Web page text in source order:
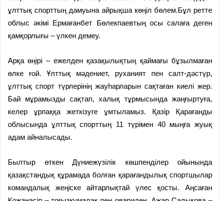
ұлттық спорттың дамуына айрықша көңіл бөлем.Бұл ретте
облыс әкімі Ермағанбет Бөлекпаевтың осы салаға деген
қамқорлығы – үлкен демеу.
Арқа өңірі – ежелден қазақы­лықтың қаймағы бұзылмаған
өлке ғой. Ұлттық мәдениет, руханият пен салт-дәстүр,
ұлттық спорт түрлерінің жауһарларын сақтаған киелі жер.
Бай мұрамызды сақтап, халық тұрмысында жаңғыртуға,
келер ұрпаққа жеткізуге ұмтыла­мыз. Қазір Қарағанды
облысында ұлттық спорттың 11 түрімен 40 мың­ға жуық
адам айналысады.
Былтыр өткен Дүниежүзілік көшпенділер ойынында
қазақстан­дық құрамада болған қарағандылық спортшылар
командалық жеңіске айтарлықтай үлес қосты. Аңсаған